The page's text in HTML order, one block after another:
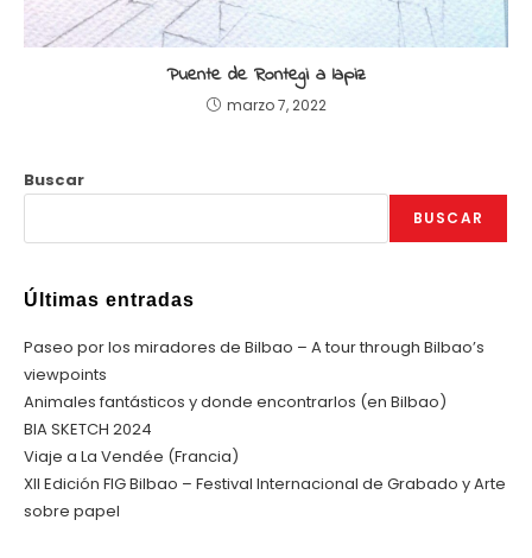
Puente de Rontegi a lapiz
marzo 7, 2022
Buscar
BUSCAR
Últimas entradas
Paseo por los miradores de Bilbao – A tour through Bilbao’s
viewpoints
Animales fantásticos y donde encontrarlos (en Bilbao)
BIA SKETCH 2024
Viaje a La Vendée (Francia)
XII Edición FIG Bilbao – Festival Internacional de Grabado y Arte
sobre papel